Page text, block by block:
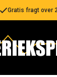
Gratis fragt over